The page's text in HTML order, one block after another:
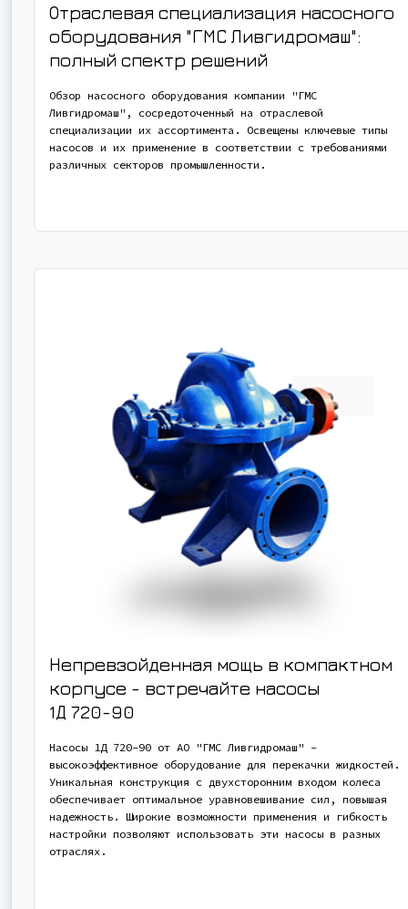
Отраслевая специализация насосного
оборудования "ГМС Ливгидромаш":
полный спектр решений
Обзор насосного оборудования компании "ГМС
Ливгидромаш", сосредоточенный на отраслевой
специализации их ассортимента. Освещены ключевые типы
насосов и их применение в соответствии с требованиями
различных секторов промышленности.
Непревзойденная мощь в компактном
корпусе - встречайте насосы
1Д 720-90
Насосы 1Д 720-90 от АО "ГМС Ливгидромаш" -
высокоэффективное оборудование для перекачки жидкостей.
Уникальная конструкция с двухсторонним входом колеса
обеспечивает оптимальное уравновешивание сил, повышая
надежность. Широкие возможности применения и гибкость
настройки позволяют использовать эти насосы в разных
отраслях.